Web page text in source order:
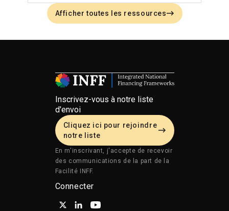
Afficher toutes les ressources
Inscrivez-vous à notre liste
d'envoi
Cliquez ici pour rejoindre
notre liste
En m'inscrivant, j'accepte de recevoir
des communications de la part de la
Facilité INFF.
Connecter